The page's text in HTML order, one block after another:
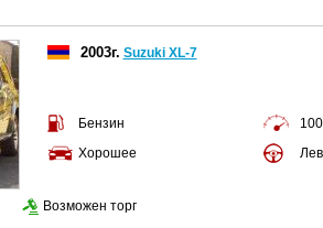
2003г. Suzuki XL-7
Бензин
Хорошее
Возможен торг